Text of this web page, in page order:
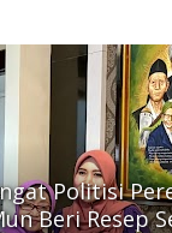
Politisi
Beri Resep